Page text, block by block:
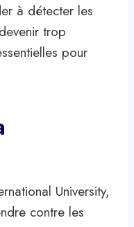
à détecter les
trop
pour
University,
contre les